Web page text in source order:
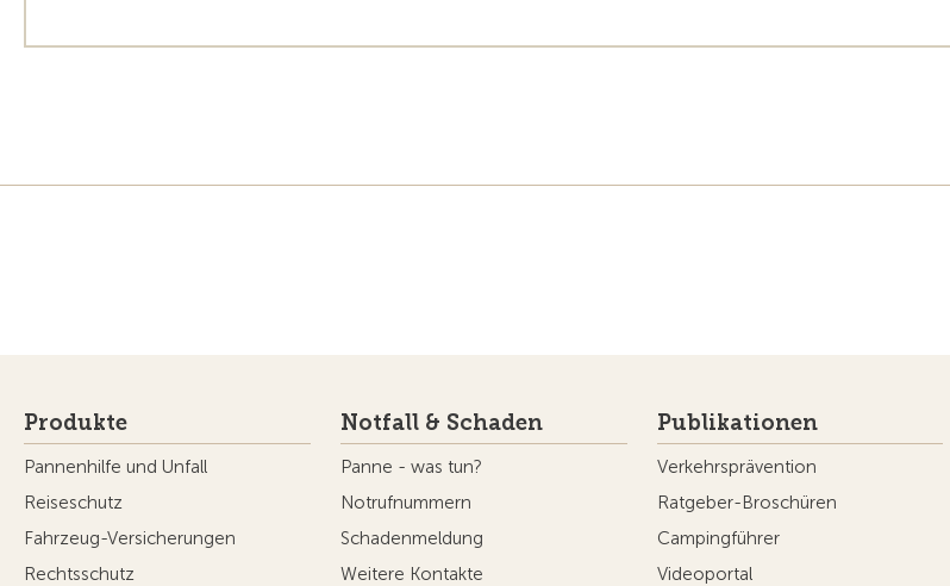
Produkte
Pannenhilfe und Unfall
Reiseschutz
Fahrzeug-Versicherungen
Rechtsschutz
Notfall & Schaden
Panne - was tun?
Notrufnummern
Schadenmeldung
Weitere Kontakte
Publikationen
Verkehrsprävention
Ratgeber-Broschüren
Campingführer
Videoportal